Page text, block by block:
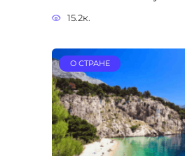
15.2к.
О СТРАНЕ